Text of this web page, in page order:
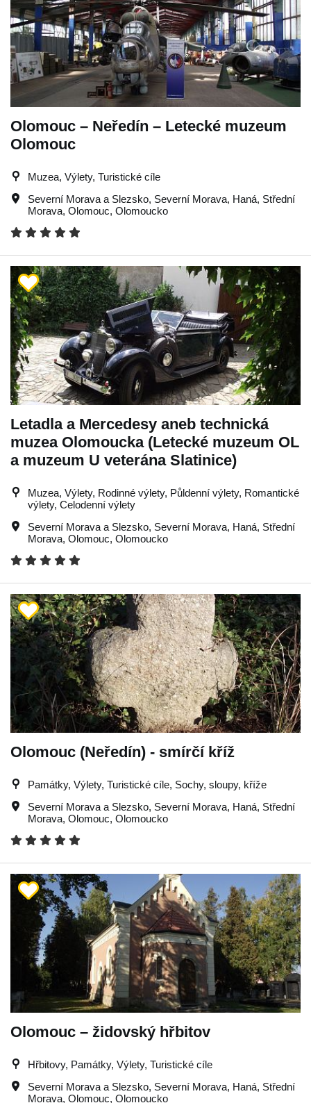
Olomouc – Neředín – Letecké muzeum
Olomouc
Muzea, Výlety, Turistické cíle
Severní Morava a Slezsko, Severní Morava, Haná, Střední
Morava, Olomouc, Olomoucko
Letadla a Mercedesy aneb technická
muzea Olomoucka (Letecké muzeum OL
a muzeum U veterána Slatinice)
Muzea, Výlety, Rodinné výlety, Půldenní výlety, Romantické
výlety, Celodenní výlety
Severní Morava a Slezsko, Severní Morava, Haná, Střední
Morava, Olomouc, Olomoucko
Olomouc (Neředín) - smírčí kříž
Památky, Výlety, Turistické cíle, Sochy, sloupy, kříže
Severní Morava a Slezsko, Severní Morava, Haná, Střední
Morava, Olomouc, Olomoucko
Olomouc – židovský hřbitov
Hřbitovy, Památky, Výlety, Turistické cíle
Severní Morava a Slezsko, Severní Morava, Haná, Střední
Morava, Olomouc, Olomoucko